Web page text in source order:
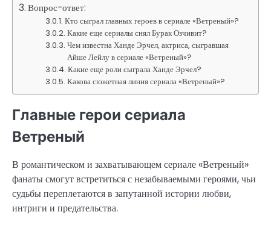
Вопрос-ответ:
Кто сыграл главных героев в сериале «Ветреный»?
Какие еще сериалы снял Бурак Озчивит?
Чем известна Ханде Эрчел, актриса, сыгравшая
Айше Лейлу в сериале «Ветреный»?
Какие еще роли сыграла Ханде Эрчел?
Какова сюжетная линия сериала «Ветреный»?
Главные герои сериала
Ветреный
В романтическом и захватывающем сериале «Ветреный»
фанаты смогут встретиться с незабываемыми героями, чьи
судьбы переплетаются в запутанной истории любви,
интриги и предательства.